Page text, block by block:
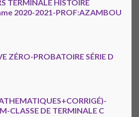
TERMINALE HISTOIRE
2020-2021-PROF:AZAMBOU
ZÉRO-PROBATOIRE SÉRIE D
CLASSE DE TERMINALE C